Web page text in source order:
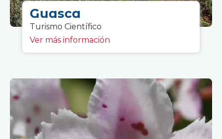
Guasca
Turismo Científico
Ver más información